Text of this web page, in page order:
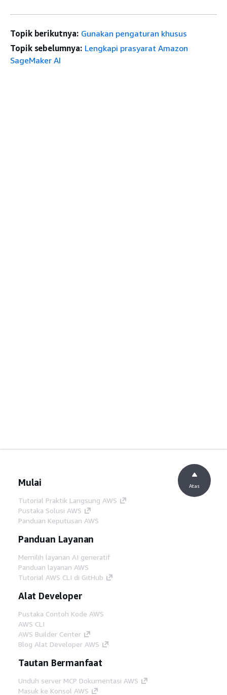
Topik berikutnya: Gunakan pengaturan khusus
Topik sebelumnya: Lengkapi prasyarat Amazon
SageMaker AI
Mulai
Tutorial Praktik Langsung AWS
Pustaka Solusi AWS
Panduan Keputusan AWS
Panduan Layanan
Memilih layanan AI generatif
Panduan layanan AWS
Tutorial AWS CLI di GitHub
Alat Developer
Pustaka Contoh Kode AWS
AWS CLI
AWS Builder Center
Blog Alat Developer AWS
Tautan Bermanfaat
Unduh server MCP Dokumentasi AWS
Masuk ke Konsol AWS
Atas